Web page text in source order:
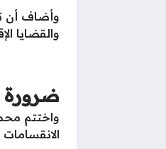
وأضاف أن
والقضايا
ضرورة
واختتم